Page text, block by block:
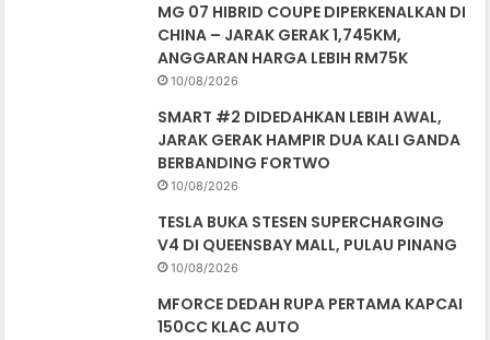
MG 07 HIBRID COUPE DIPERKENALKAN DI
CHINA – JARAK GERAK 1,745KM,
ANGGARAN HARGA LEBIH RM75K
10/08/2026
SMART #2 DIDEDAHKAN LEBIH AWAL,
JARAK GERAK HAMPIR DUA KALI GANDA
BERBANDING FORTWO
10/08/2026
TESLA BUKA STESEN SUPERCHARGING
V4 DI QUEENSBAY MALL, PULAU PINANG
10/08/2026
MFORCE DEDAH RUPA PERTAMA KAPCAI
150CC KLAC AUTO